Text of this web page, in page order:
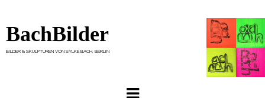
BachBilder
BILDER & SKULPTUREN VON SYLKE BACH, BERLIN
Menu